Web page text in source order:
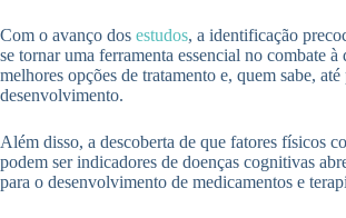
Com o avanço dos estudos, a identificação
se tornar uma ferramenta essencial no combate à
melhores opções de tratamento e, quem sabe,
desenvolvimento.
Além disso, a descoberta de que fatores físicos
podem ser indicadores de doenças cognitivas
para o desenvolvimento de medicamentos e